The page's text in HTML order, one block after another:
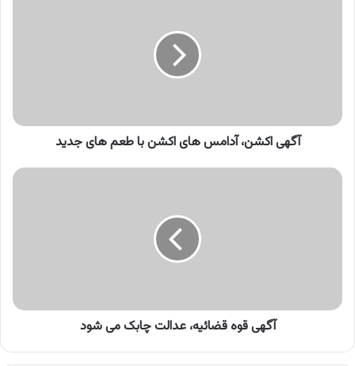
جدید
آگهی اکشن، آدامس های اکشن با طعم های جدید
آگهی
آگهی قوه قضائیه، عدالت چابک می شود